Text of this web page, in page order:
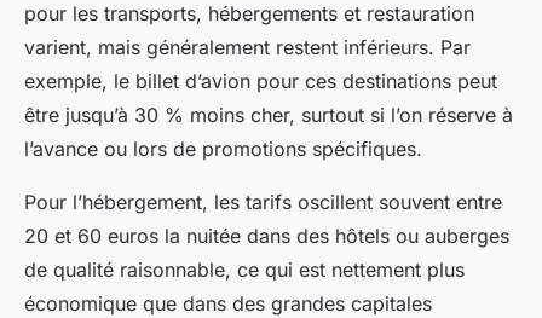
pour les transports, hébergements et restauration
varient, mais généralement restent inférieurs. Par
exemple, le billet d’avion pour ces destinations peut
être jusqu’à 30 % moins cher, surtout si l’on réserve à
l’avance ou lors de promotions spécifiques.
Pour l’hébergement, les tarifs oscillent souvent entre
20 et 60 euros la nuitée dans des hôtels ou auberges
de qualité raisonnable, ce qui est nettement plus
économique que dans des grandes capitales